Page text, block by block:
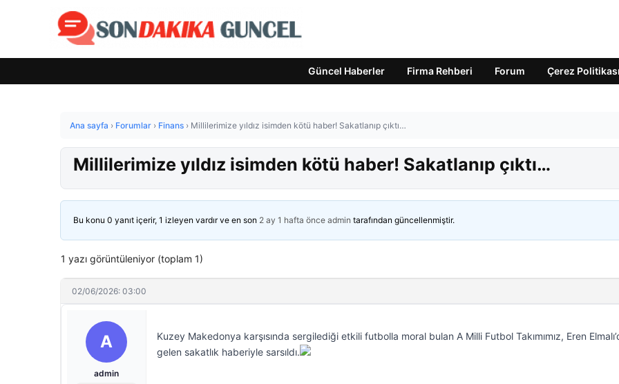
Güncel Haberler Firma Rehberi Forum Çerez Politikası
Ana sayfa › Forumlar › Finans › Millilerimize yıldız isimden kötü haber! Sakatlanıp çıktı…
Millilerimize yıldız isimden kötü haber! Sakatlanıp çıktı…
Bu konu 0 yanıt içerir, 1 izleyen vardır ve en son 2 ay 1 hafta önce admin tarafından güncellenmiştir.
1 yazı görüntüleniyor (toplam 1)
02/06/2026: 03:00
A
admin
Kuzey Makedonya karşısında sergilediği etkili futbolla moral bulan A Milli Futbol Takımımız, Eren
gelen sakatlık haberiyle sarsıldı.